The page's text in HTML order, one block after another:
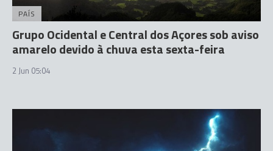
PAÍS
Grupo Ocidental e Central dos Açores sob aviso
amarelo devido à chuva esta sexta-feira
2 Jun 05:04